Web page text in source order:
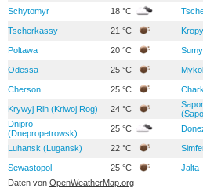
Schytomyr 18 °C
Tscherkassy 21 °C
Poltawa 20 °C Sumy
Odessa 25 °C
Cherson 25 °C
Krywyj Rih (Kriwoj Rog) 24 °C
Dnipro
(Dnepropetrowsk)
25 °C
Luhansk (Lugansk) 22 °C
Sewastopol 25 °C Jalta
Daten von OpenWeatherMap.org